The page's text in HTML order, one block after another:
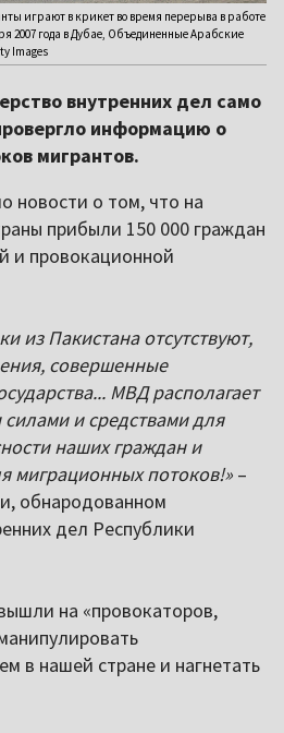
играют в крикет во время перерыва в работе
2007 года в Дубае, Объединенные Арабские
Images
внутренних дел само
информацию о
мигрантов.
новости о том, что на
прибыли 150 000 граждан
и провокационной
из Пакистана отсутствуют,
совершенные
МВД располагает
и средствами для
наших граждан и
миграционных потоков!» –
обнародованном
дел Республики
на «провокаторов,
в нашей стране и нагнетать